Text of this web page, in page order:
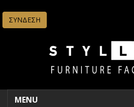
ΣΥΝΔΕΣΗ
MENU